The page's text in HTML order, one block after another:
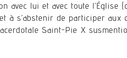
avec lui et avec toute l’Église
à s’abstenir de participer aux
Saint-Pie X